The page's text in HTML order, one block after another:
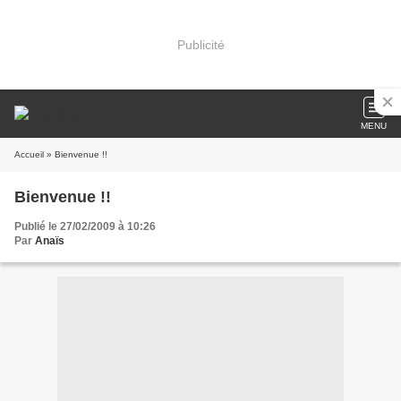
Publicité
MENU
Accueil » Bienvenue !!
Bienvenue !!
Publié le 27/02/2009 à 10:26
Par Anaïs